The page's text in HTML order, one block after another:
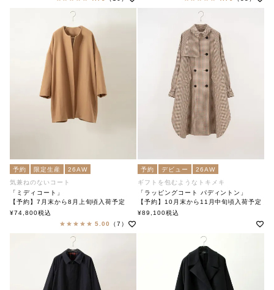
予約 限定生産
26AW
気兼ねのないコート
「ミディコート」
【予約】7月末から8月上旬頃入荷予定
「Midi Coat」
¥74,800税込
5.00
（7）
予約 デビュー
26AW
ギフトを包むようなトキメキ
「ラッピングコート パディントン」
【予約】10月末から11月中旬頃入荷予定
「Wrapping Coat Paddington」
¥89,100税込